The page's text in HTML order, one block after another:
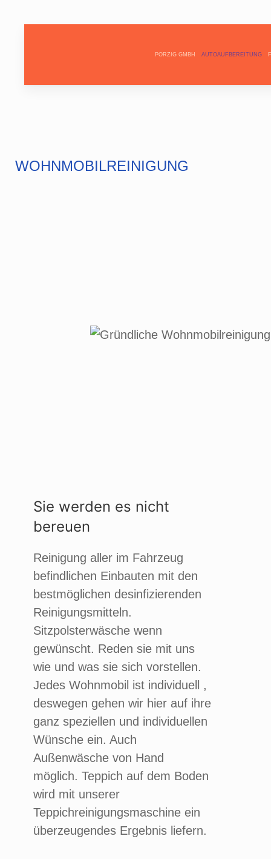
PORZIG GMBH AUTOAUFBEREITUNG
WOHNMOBILREINIGUNG
Sie werden es nicht
bereuen
Reinigung aller im Fahrzeug
befindlichen Einbauten mit den
bestmöglichen desinfizierenden
Reinigungsmitteln.
Sitzpolsterwäsche wenn
gewünscht. Reden sie mit uns
wie und was sie sich vorstellen.
Jedes Wohnmobil ist individuell ,
deswegen gehen wir hier auf ihre
ganz speziellen und individuellen
Wünsche ein. Auch
Außenwäsche von Hand
möglich. Teppich auf dem Boden
wird mit unserer
Teppichreinigungsmaschine ein
überzeugendes Ergebnis liefern.